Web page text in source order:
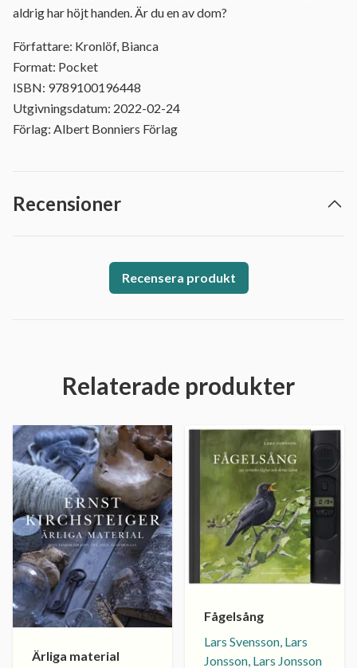
aldrig har höjt handen. Är du en av dom?
Författare: Kronlöf, Bianca
Format: Pocket
ISBN: 9789100196448
Utgivningsdatum: 2022-02-24
Förlag: Albert Bonniers Förlag
Recensioner
Recensera produkt
Relaterade produkter
Ärliga material
Fågelsång
Lars Svensson, Lars
Jonsson, Lars Jonsson